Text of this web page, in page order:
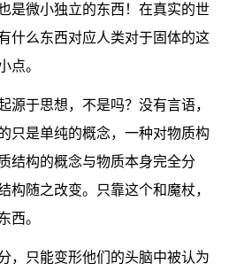
是微小独立的东西！在真实的世
什么东西对应人类对于固体的这
点。
源于思想，不是吗？没有言语，
只是单纯的概念，一种对物质构
结构的概念与物质本身完全分
构随之改变。只靠这个和魔杖，
西。
，只能变形他们的头脑中被认为